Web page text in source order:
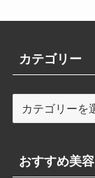
カテゴリー
テ
リ
ー
おすすめ美